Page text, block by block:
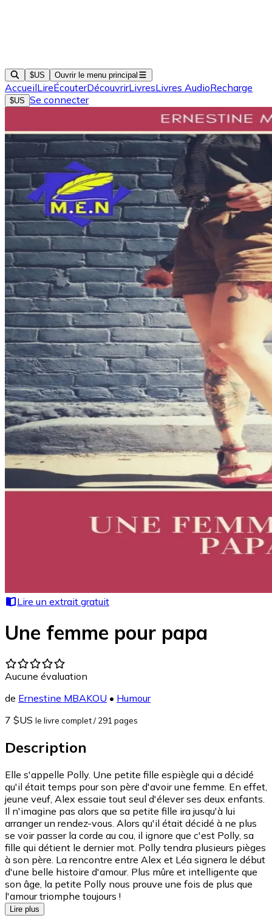
$US Ouvrir le menu principal
AccueilLireÉcouterDécouvrirLivresLivres AudioRecharge
$US Se connecter
Lire un extrait gratuit
Une femme pour papa
Aucune évaluation
de Ernestine MBAKOU • Humour
7 $US le livre complet/ 291 pages
Description
Elle s'appelle Polly. Une petite fille espiègle qui a décidé
qu'il était temps pour son père d'avoir une femme. En effet,
jeune veuf, Alex essaie tout seul d'élever ses deux enfants.
Il n'imagine pas alors que sa petite fille ira jusqu'à lui
arranger un rendez-vous. Alors qu'il était décidé à ne plus
se voir passer la corde au cou, il ignore que c'est Polly, sa
fille qui détient le dernier mot. Polly tendra plusieurs pièges
à son père. La rencontre entre Alex et Léa signera le début
d'une belle histoire d'amour. Plus mûre et intelligente que
son âge, la petite Polly nous prouve une fois de plus que
l'amour triomphe toujours !
Lire plus